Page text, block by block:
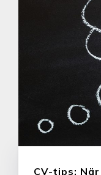
CV-tips: